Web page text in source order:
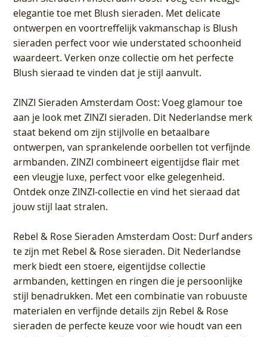
elegantie toe met Blush sieraden. Met delicate
ontwerpen en voortreffelijk vakmanschap is Blush
sieraden perfect voor wie understated schoonheid
waardeert. Verken onze collectie om het perfecte
Blush sieraad te vinden dat je stijl aanvult.
ZINZI Sieraden Amsterdam Oost: Voeg glamour toe
aan je look met ZINZI sieraden. Dit Nederlandse merk
staat bekend om zijn stijlvolle en betaalbare
ontwerpen, van sprankelende oorbellen tot verfijnde
armbanden. ZINZI combineert eigentijdse flair met
een vleugje luxe, perfect voor elke gelegenheid.
Ontdek onze ZINZI-collectie en vind het sieraad dat
jouw stijl laat stralen.
Rebel & Rose Sieraden Amsterdam Oost: Durf anders
te zijn met Rebel & Rose sieraden. Dit Nederlandse
merk biedt een stoere, eigentijdse collectie
armbanden, kettingen en ringen die je persoonlijke
stijl benadrukken. Met een combinatie van robuuste
materialen en verfijnde details zijn Rebel & Rose
sieraden de perfecte keuze voor wie houdt van een